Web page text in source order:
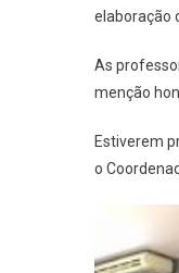
elaboração
As
menção
Estiverem
o